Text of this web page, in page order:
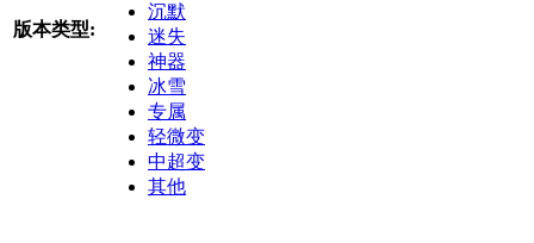
版本类型:
沉默
迷失
神器
冰雪
专属
轻微变
中超变
其他